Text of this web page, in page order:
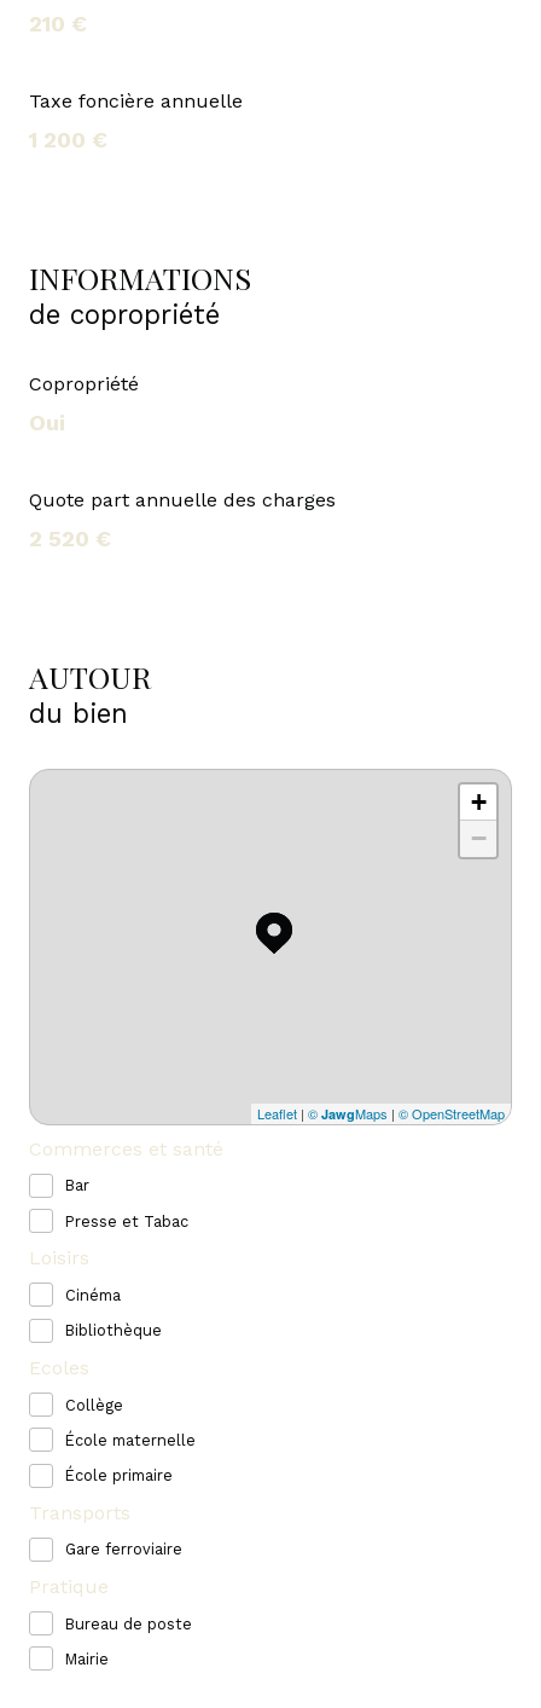
210 €
Taxe foncière annuelle
1 200 €
INFORMATIONS
de copropriété
Copropriété
Oui
Quote part annuelle des charges
2 520 €
AUTOUR
du bien
+
−
Leaflet | © JawgMaps | © OpenStreetMap
Commerces et santé
Bar
Presse et Tabac
Loisirs
Cinéma
Bibliothèque
Ecoles
Collège
École maternelle
École primaire
Transports
Gare ferroviaire
Pratique
Bureau de poste
Mairie